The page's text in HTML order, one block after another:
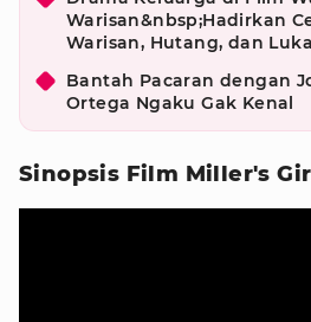
Warisan&nbsp;Hadirkan
Warisan, Hutang, dan
Bantah Pacaran dengan
Ortega Ngaku Gak Kenal
Sinopsis Film Miller's